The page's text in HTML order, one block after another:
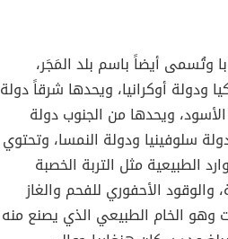
وتُسمى أيضاً باسم بلد المَجَر،
ودولة أوكرانيا، ويحدها شرقاً دولة
الأسود، ويحدها من الجنوب دولة
سلوفينيا ودولة النمسا، وتحتوي
الطبيعية مثل التربة الخصبة
والوقود الأحفوري للفحم والغاز
وهو الخام الطبيعي الذي يصنع منه